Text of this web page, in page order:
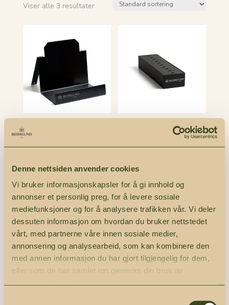
Denne nettsiden anvender cookies
Vi bruker informasjonskapsler for å gi innhold og
annonser et personlig preg, for å levere sosiale
mediefunksjoner og for å analysere trafikken vår. Vi deler
dessuten informasjon om hvordan du bruker nettstedet
vårt, med partnerne våre innen sosiale medier,
annonsering og analysearbeid, som kan kombinere den
med annen informasjon du har gjort tilgjengelig for dem,
eller som de har samlet inn gjennom din bruk av
Viser alle 3 resultater
Display Ostesett
Aluminium uten
Et solid
aluminiumdisplay
designet for
ostesett, ideelt for
butikker og
messer. Lett, men
slitesterkt, sikrer
stabil plassering
Display Amitto 10
Display for Amitto.
Egnet for disk eller
reol og rommer 10
produkter.